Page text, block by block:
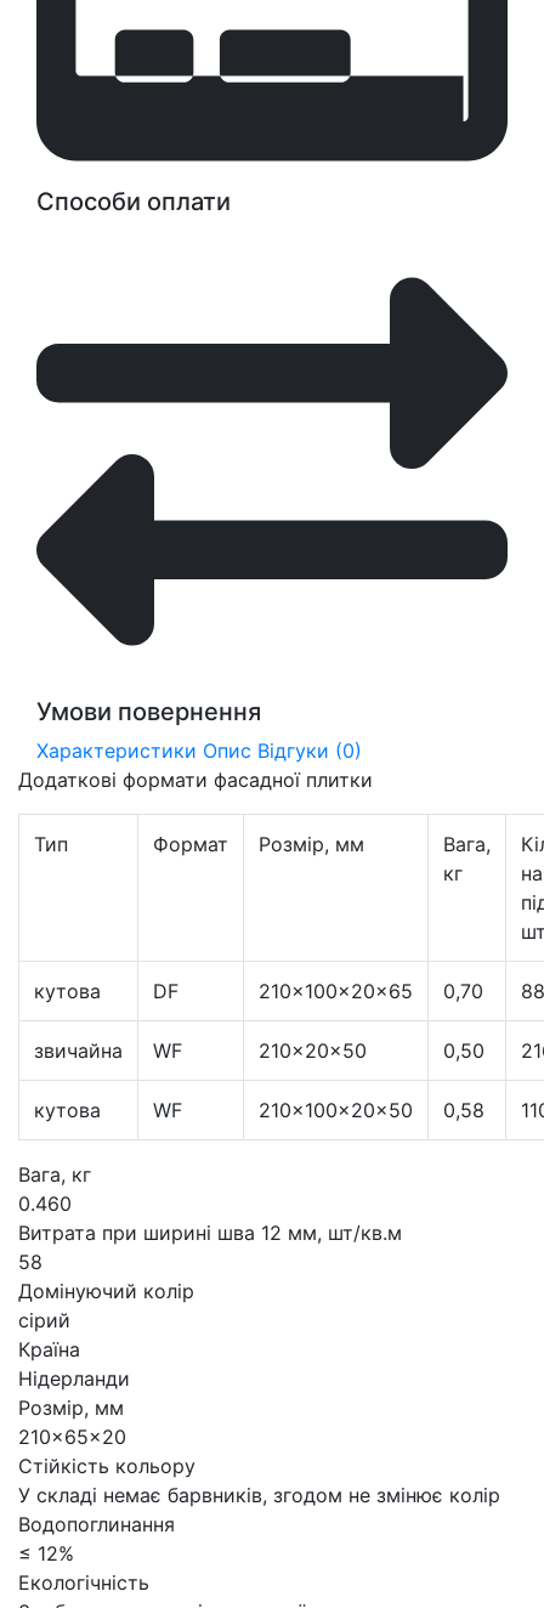
Способи оплати
Умови повернення
Характеристики Опис Відгуки (0)
Додаткові формати фасадної плитки
Тип Формат Розмір, мм
Вага,
кг
на
кутова DF 210×100×20×65 0,70
звичайна WF 210×20×50 0,50
кутова WF 210×100×20×50 0,58
Вага, кг
0.460
Витрата при ширині шва 12 мм, шт/кв.м
58
Домінуючий колір
сірий
Країна
Нідерланди
Розмір, мм
210x65x20
Стійкість кольору
У складі немає барвників, згодом не змінює колір
Водопоглинання
≤ 12%
Екологічність